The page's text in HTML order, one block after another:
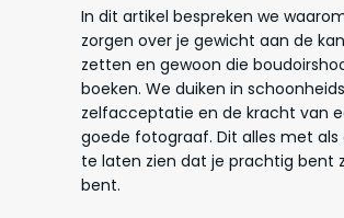
In dit artikel bespreken we
zorgen over je gewicht aan de
zetten en gewoon die
boeken. We duiken in
zelfacceptatie en de kracht van
goede fotograaf. Dit alles met als
te laten zien dat je prachtig bent
bent.